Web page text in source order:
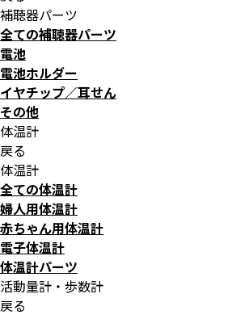
補聴器パーツ
全ての補聴器パーツ
電池
電池ホルダー
イヤチップ／耳せん
その他
体温計
戻る
体温計
全ての体温計
婦人用体温計
赤ちゃん用体温計
電子体温計
体温計パーツ
活動量計・歩数計
戻る